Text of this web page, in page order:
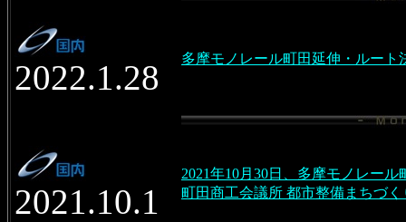
2022.1.28 多摩モノレール町田延伸・ルート
2021.10.1
2021年10月30日、多摩モノレー
町田商工会議所 都市整備まちづ